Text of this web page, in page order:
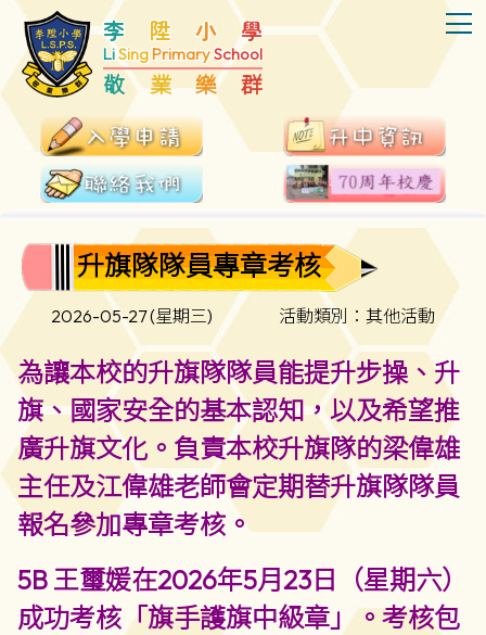
李 陞 小 學
LiSingPrimarySchool
敬 業 樂 群
升旗隊隊員專章考核
2026-05-27 (星期三) 活動類別：其他活動
為讓本校的升旗隊隊員能提升步操、升
旗、國家安全的基本認知，以及希望推
廣升旗文化。負責本校升旗隊的梁偉雄
主任及江偉雄老師會定期替升旗隊隊員
報名參加專章考核。
5B 王璽媛在2026年5月23日（星期六）
成功考核「旗手護旗中級章」。考核包